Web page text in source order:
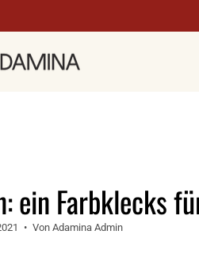
ein Farbklecks
Von Adamina Admin